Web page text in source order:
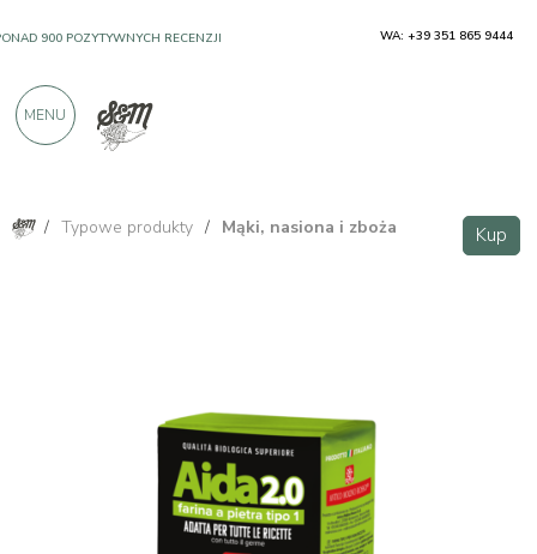
/ Typowe produkty / Mąki, nasiona i zboża Kup
900 POZYTYWNYCH RECENZJI WA: +39 351 865 9444
MENU